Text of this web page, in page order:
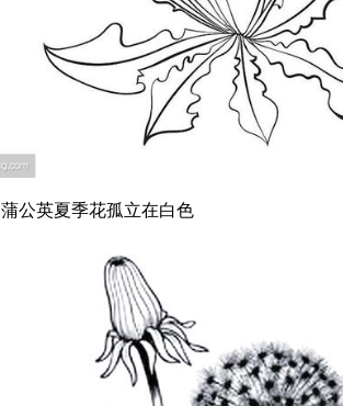
蒲公英夏季花孤立在白色